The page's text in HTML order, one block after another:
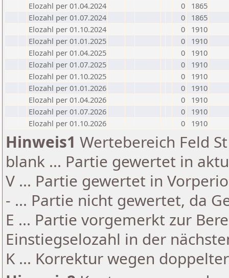
Elozahl per 01.04.2024
0
1865
Elozahl per 01.07.2024
0
1865
Elozahl per 01.10.2024
0
1910
Elozahl per 01.01.2025
0
1910
Elozahl per 01.04.2025
0
1910
Elozahl per 01.07.2025
0
1910
Elozahl per 01.10.2025
0
1910
Elozahl per 01.01.2026
0
1910
Elozahl per 01.04.2026
0
1910
Elozahl per 01.07.2026
0
1910
Elozahl per 01.10.2026
0 1910
Hinweis1 Wertebereich Feld
blank ... Partie gewertet in
V ... Partie gewertet in
- ... Partie nicht gewertet, da
E ... Partie vorgemerkt zur
Einstiegselozahl in der
K ... Korrektur wegen